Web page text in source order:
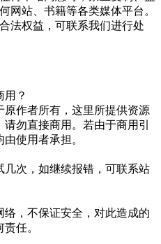
网站、书籍等各类媒体平台。
法权益，可联系我们进行处
用？
原作者所有，这里所提供资源
勿直接商用。若由于商用引
使用者承担。
几次，如继续报错，可联系站
，不保证安全，对此造成的
任。